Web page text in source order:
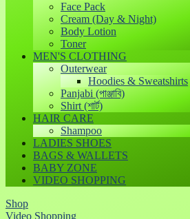
Face Pack
Cream (Day & Night)
Body Lotion
Toner
MEN'S CLOTHING
Outerwear
Hoodies & Sweatshirts
Panjabi (পাঞ্জাবি)
Shirt (শার্ট)
HAIR CARE
Shampoo
LADIES SHOES
BAGS & WALLETS
BABY ZONE
VIDEO SHOPPING
Shop
Video Shopping